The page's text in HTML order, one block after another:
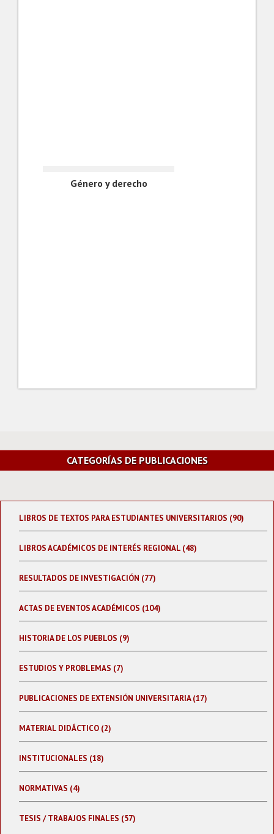
Género y derecho
CATEGORÍAS DE PUBLICACIONES
LIBROS DE TEXTOS PARA ESTUDIANTES UNIVERSITARIOS (90)
LIBROS ACADÉMICOS DE INTERÉS REGIONAL (48)
RESULTADOS DE INVESTIGACIÓN (77)
ACTAS DE EVENTOS ACADÉMICOS (104)
HISTORIA DE LOS PUEBLOS (9)
ESTUDIOS Y PROBLEMAS (7)
PUBLICACIONES DE EXTENSIÓN UNIVERSITARIA (17)
MATERIAL DIDÁCTICO (2)
INSTITUCIONALES (18)
NORMATIVAS (4)
TESIS / TRABAJOS FINALES (57)